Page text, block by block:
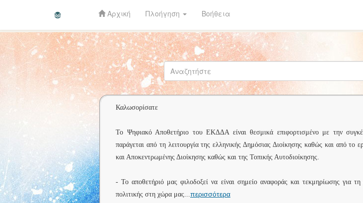
Skip
navigation
Αρχική Πλοήγηση Βοήθεια
Καλωσορίσατε
Το Ψηφιακό Αποθετήριο του ΕΚΔΔΑ είναι θεσμικά επιφορτισμένο με την
παράγεται από τη λειτουργία της ελληνικής Δημόσιας Διοίκησης καθώς και από το
και Αποκεντρωμένης Διοίκησης καθώς και της Τοπικής Αυτοδιοίκησης.
- Το αποθετήριό μας φιλοδοξεί να είναι σημείο αναφοράς και τεκμηρίωσης για
πολιτικής στη χώρα μας...περισσότερα